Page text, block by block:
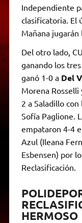
Independiente
clasificatoria. El
Mañana jugarán
Del otro lado,
ganando los
ganó 1-0 a Del
Morena
2 a Saladillo
Sofía Paglione.
empataron 4-4
Azul (Ileana
Esbensen) por
Reclasificación.
HERMOSO